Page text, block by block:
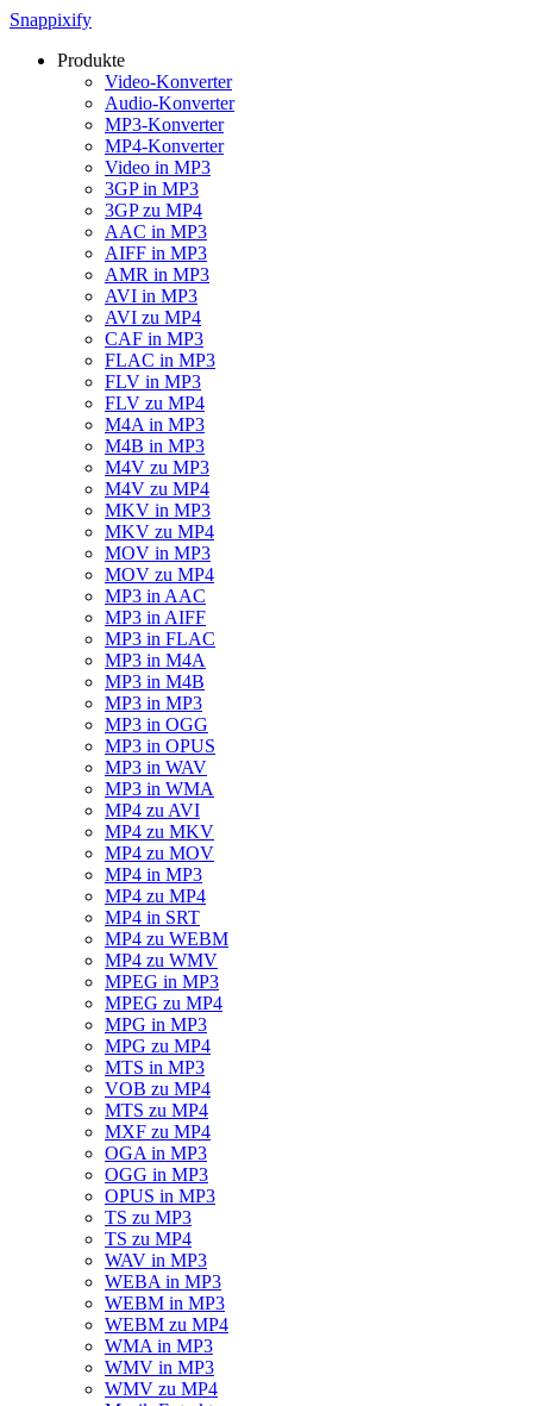
Snappixify
Produkte
Video-Konverter
Audio-Konverter
MP3-Konverter
MP4-Konverter
Video in MP3
3GP in MP3
3GP zu MP4
AAC in MP3
AIFF in MP3
AMR in MP3
AVI in MP3
AVI zu MP4
CAF in MP3
FLAC in MP3
FLV in MP3
FLV zu MP4
M4A in MP3
M4B in MP3
M4V zu MP3
M4V zu MP4
MKV in MP3
MKV zu MP4
MOV in MP3
MOV zu MP4
MP3 in AAC
MP3 in AIFF
MP3 in FLAC
MP3 in M4A
MP3 in M4B
MP3 in MP3
MP3 in OGG
MP3 in OPUS
MP3 in WAV
MP3 in WMA
MP4 zu AVI
MP4 zu MKV
MP4 zu MOV
MP4 in MP3
MP4 zu MP4
MP4 in SRT
MP4 zu WEBM
MP4 zu WMV
MPEG in MP3
MPEG zu MP4
MPG in MP3
MPG zu MP4
MTS in MP3
VOB zu MP4
MTS zu MP4
MXF zu MP4
OGA in MP3
OGG in MP3
OPUS in MP3
TS zu MP3
TS zu MP4
WAV in MP3
WEBA in MP3
WEBM in MP3
WEBM zu MP4
WMA in MP3
WMV in MP3
WMV zu MP4